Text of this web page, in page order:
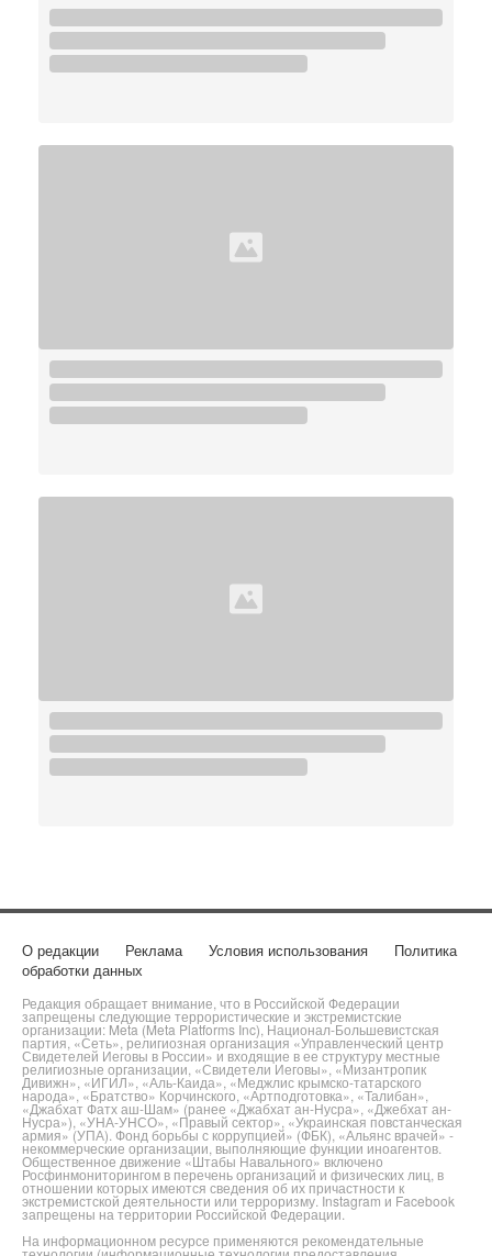
О редакции Реклама Условия использования
Политика
обработки данных
Редакция обращает внимание, что в Российской Федерации
запрещены следующие террористические и экстремистские
организации: Meta (Meta Platforms Inc), Национал-Большевистская
партия, «Сеть», религиозная организация «Управленческий центр
Свидетелей Иеговы в России» и входящие в ее структуру местные
религиозные организации, «Свидетели Иеговы», «Мизантропик
Дивижн», «ИГИЛ», «Аль-Каида», «Меджлис крымско-татарского
народа», «Братство» Корчинского, «Артподготовка», «Талибан»,
«Джабхат Фатх аш-Шам» (ранее «Джабхат ан-Нусра», «Джебхат ан-
Нусра»), «УНА-УНСО», «Правый сектор», «Украинская повстанческая
армия» (УПА). Фонд борьбы с коррупцией» (ФБК), «Альянс врачей» -
некоммерческие организации, выполняющие функции иноагентов.
Общественное движение «Штабы Навального» включено
Росфинмониторингом в перечень организаций и физических лиц, в
отношении которых имеются сведения об их причастности к
экстремистской деятельности или терроризму. Instagram и Facebook
запрещены на территории Российской Федерации.
На информационном ресурсе применяются рекомендательные